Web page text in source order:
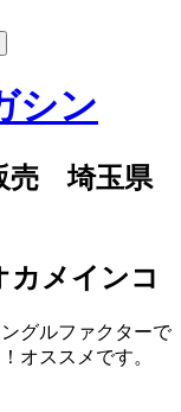
シン
売 埼玉県
カメインコ
グルファクターで
オススメです。